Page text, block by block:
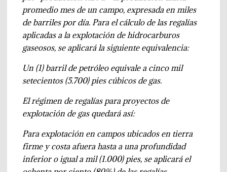
promedio mes de un campo, expresada en miles
de barriles por día. Para el cálculo de las regalías
aplicadas a la explotación de hidrocarburos
gaseosos, se aplicará la siguiente equivalencia:
Un (1) barril de petróleo equivale a cinco mil
setecientos (5.700) pies cúbicos de gas.
El régimen de regalías para proyectos de
explotación de gas quedará así:
Para explotación en campos ubicados en tierra
firme y costa afuera hasta a una profundidad
inferior o igual a mil (1.000) pies, se aplicará el